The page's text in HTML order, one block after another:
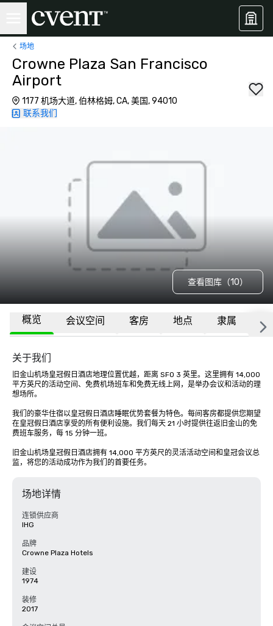
场地
Crowne Plaza San Francisco
Airport
1177 机场大道, 伯林格姆, CA, 美国, 94010
联系我们
查看图库（10）
概览 会议空间 客房 地点 隶属 更
关于我们
旧金山机场皇冠假日酒店地理位置优越，距离 SFO 3 英里。这里拥有 14,000
平方英尺的活动空间、免费机场班车和免费无线上网，是举办会议和活动的理
想场所。
我们的豪华住宿以皇冠假日酒店睡眠优势套餐为特色。每间客房都提供您期望
在皇冠假日酒店享受的所有便利设施。我们每天 21 小时提供往返旧金山的免
费班车服务，每 15 分钟一班。
旧金山机场皇冠假日酒店拥有 14,000 平方英尺的灵活活动空间和皇冠会议总
监，将您的活动成功作为我们的首要任务。
场地详情
连锁供应商
IHG
品牌
Crowne Plaza Hotels
建设
1974
装修
2017